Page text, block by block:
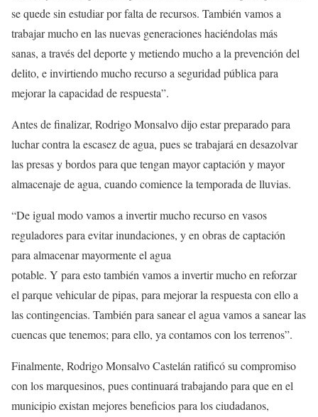
se quede sin estudiar por falta de recursos. También vamos a
trabajar mucho en las nuevas generaciones haciéndolas más
sanas, a través del deporte y metiendo mucho a la prevención del
delito, e invirtiendo mucho recurso a seguridad pública para
mejorar la capacidad de respuesta”.
Antes de finalizar, Rodrigo Monsalvo dijo estar preparado para
luchar contra la escasez de agua, pues se trabajará en desazolvar
las presas y bordos para que tengan mayor captación y mayor
almacenaje de agua, cuando comience la temporada de lluvias.
“De igual modo vamos a invertir mucho recurso en vasos
reguladores para evitar inundaciones, y en obras de captación
para almacenar mayormente el agua
potable. Y para esto también vamos a invertir mucho en reforzar
el parque vehicular de pipas, para mejorar la respuesta con ello a
las contingencias. También para sanear el agua vamos a sanear las
cuencas que tenemos; para ello, ya contamos con los terrenos”.
Finalmente, Rodrigo Monsalvo Castelán ratificó su compromiso
con los marquesinos, pues continuará trabajando para que en el
municipio existan mejores beneficios para los ciudadanos,